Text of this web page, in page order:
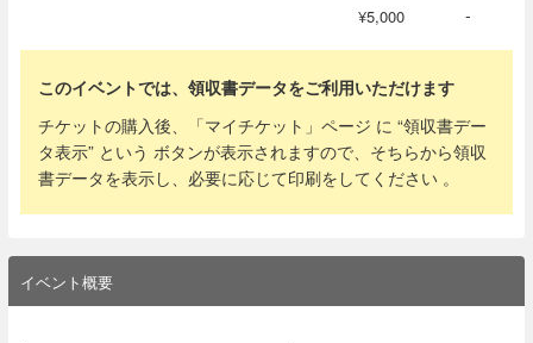
¥5,000 -
このイベントでは、領収書データをご利用いただけます
チケットの購入後、「マイチケット」ページ に “領収書デー
タ表示” という ボタンが表示されますので、そちらから領収
書データを表示し、必要に応じて印刷をしてください 。
イベント概要